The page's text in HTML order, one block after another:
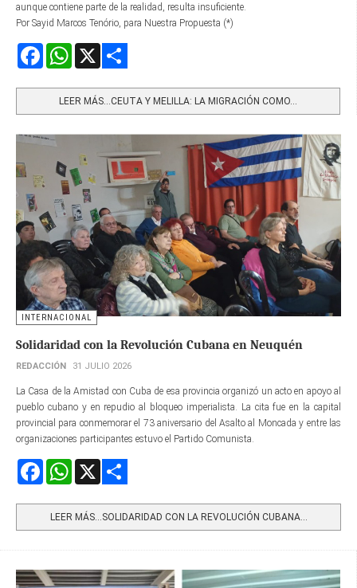
aunque contiene parte de la realidad, resulta insuficiente.
Por Sayid Marcos Tenório, para Nuestra Propuesta (*)
FacebookWhatsApp
LEER MÁS…CEUTA Y MELILLA: LA MIGRACIÓN COMO...
INTERNACIONAL
Solidaridad con la Revolución Cubana en Neuquén
REDACCIÓN 31 JULIO 2026
La Casa de la Amistad con Cuba de esa provincia organizó un acto en apoyo al
pueblo cubano y en repudio al bloqueo imperialista. La cita fue en la capital
provincial para conmemorar el 73 aniversario del Asalto al Moncada y entre las
organizaciones participantes estuvo el Partido Comunista.
FacebookWhatsApp
LEER MÁS…SOLIDARIDAD CON LA REVOLUCIÓN CUBANA...